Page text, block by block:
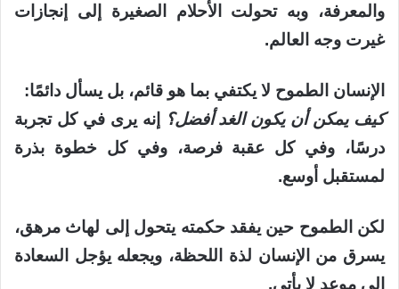
والمعرفة، وبه تحولت الأحلام الصغيرة إلى إنجازات
غيرت وجه العالم.
الإنسان الطموح لا يكتفي بما هو قائم، بل يسأل دائمًا:
كيف يمكن أن يكون الغد أفضل؟
إنه يرى في كل تجربة
درسًا، وفي كل عقبة فرصة، وفي كل خطوة بذرة
لمستقبل أوسع.
لكن الطموح حين يفقد حكمته يتحول إلى لهاث مرهق،
يسرق من الإنسان لذة اللحظة، ويجعله يؤجل السعادة
إلى موعد لا يأتي.